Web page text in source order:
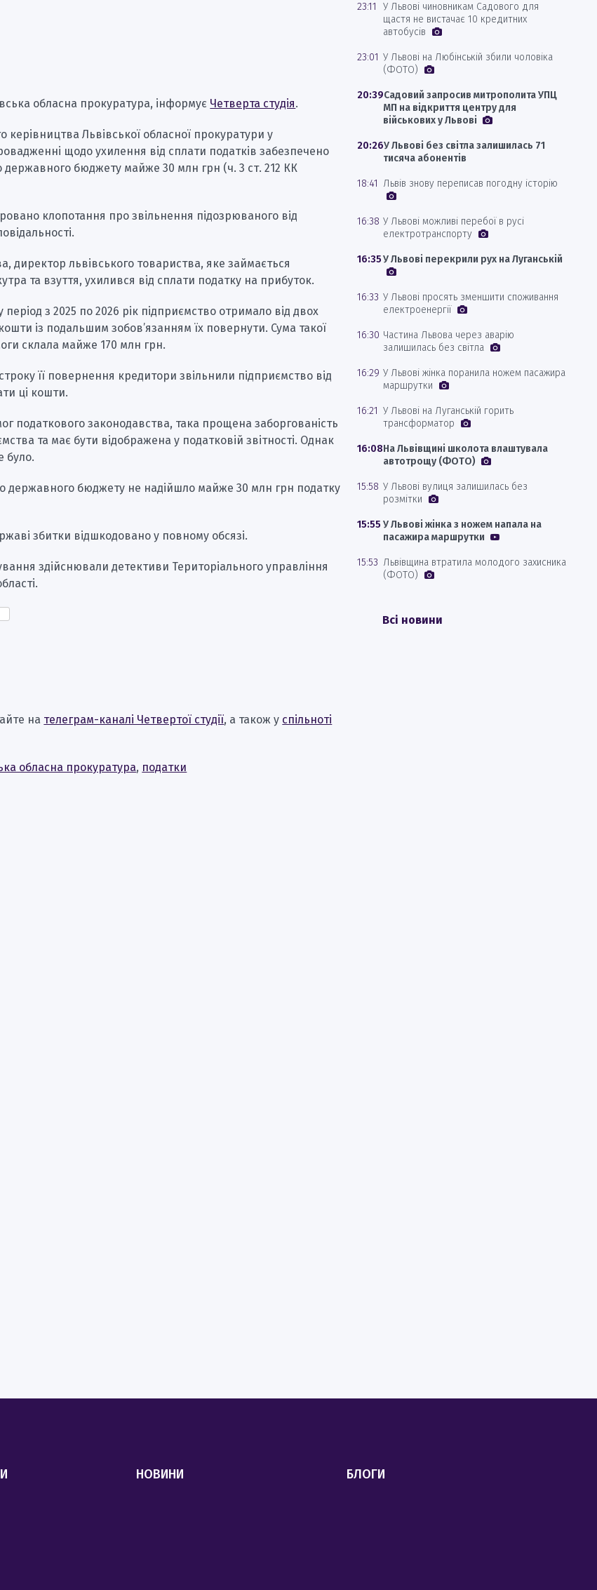
обласна прокуратура, інформує Четверта студія.
керівництва Львівської обласної прокуратури у
щодо ухилення від сплати податків забезпечено
державного бюджету майже 30 млн грн (ч. 3 ст. 212 КК
клопотання про звільнення підозрюваного від
директор львівського товариства, яке займається
та взуття, ухилився від сплати податку на прибуток.
з 2025 по 2026 рік підприємство отримало від двох
із подальшим зобов’язанням їх повернути. Сума такої
склала майже 170 млн грн.
її повернення кредитори звільнили підприємство від
ці кошти.
податкового законодавства, така прощена заборгованість
та має бути відображена у податковій звітності. Однак
було.
державного бюджету не надійшло майже 30 млн грн податку
збитки відшкодовано у повному обсязі.
здійснювали детективи Територіального управління
на телеграм-каналі Четвертої студії, а також у спільноті
обласна прокуратура, податки
23:11
У Львові чиновникам Садового для
щастя не вистачає 10 кредитних
автобусів
23:01 У Львові на Любінській збили чоловіка
(ФОТО)
20:39Садовий запросив митрополита УПЦ
МП на відкриття центру для
військових у Львові
20:26У Львові без світла залишилась 71
тисяча абонентів
18:41 Львів знову переписав погодну історію
16:38 У Львові можливі перебої в русі
електротранспорту
16:35У Львові перекрили рух на Луганській
16:33 У Львові просять зменшити споживання
електроенергії
16:30 Частина Львова через аварію
залишилась без світла
16:29 У Львові жінка поранила ножем пасажира
маршрутки
16:21 У Львові на Луганській горить
трансформатор
16:08На Львівщині школота влаштувала
автотрощу (ФОТО)
15:58 У Львові вулиця залишилась без
розмітки
15:55 У Львові жінка з ножем напала на
пасажира маршрутки
15:53 Львівщина втратила молодого захисника
(ФОТО)
Всі новини
НОВИНИ БЛОГИ